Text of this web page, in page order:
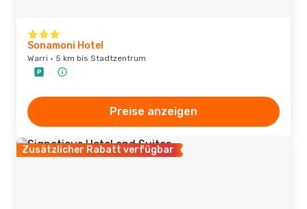
Sonamoni Hotel
Warri · 5 km bis Stadtzentrum
Preise anzeigen
Zusätzlicher Rabatt verfügbar